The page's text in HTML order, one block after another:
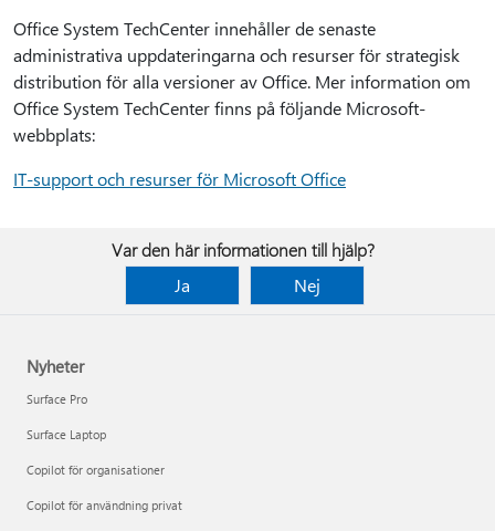
Office System TechCenter innehåller de senaste
administrativa uppdateringarna och resurser för strategisk
distribution för alla versioner av Office. Mer information om
Office System TechCenter finns på följande Microsoft-
webbplats:
IT-support och resurser för Microsoft Office
Var den här informationen till hjälp?
Ja
Nej
Nyheter
Surface Pro
Surface Laptop
Copilot för organisationer
Copilot för användning privat